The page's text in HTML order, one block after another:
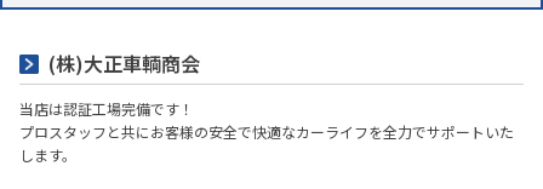
(株)大正車輌商会
当店は認証工場完備です！
プロスタッフと共にお客様の安全で快適なカーライフを全力でサポートいた
します。